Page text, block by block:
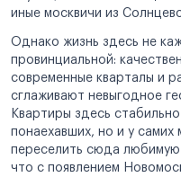
иные москвичи из
Однако жизнь здесь не
провинциальной:
современные кварталы и
сглаживают невыгодное
Квартиры здесь
понаехавших, но и у самих
переселить сюда
что с появлением